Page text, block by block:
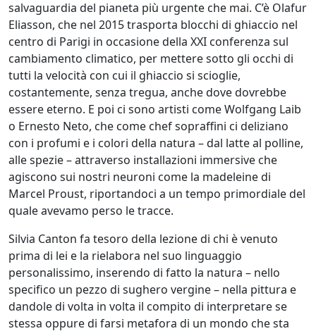
Augusto
Bianchet
Riccardo
Boesso
Ivana
Bomben
Walter
Bortolossi
Andrea
Boscaro
salvaguardia del pianeta più urgente che mai. C’è Olafur
Eliasson, che nel 2015 trasporta blocchi di ghiaccio nel
centro di Parigi in occasione della XXI conferenza sul
cambiamento climatico, per mettere sotto gli occhi di
tutti la velocità con cui il ghiaccio si scioglie,
costantemente, senza tregua, anche dove dovrebbe
essere eterno. E poi ci sono artisti come Wolfgang Laib
o Ernesto Neto, che come chef sopraffini ci deliziano
con i profumi e i colori della natura – dal latte al polline,
alle spezie – attraverso installazioni immersive che
agiscono sui nostri neuroni come la madeleine di
Marcel Proust, riportandoci a un tempo primordiale del
quale avevamo perso le tracce.
Silvia Canton fa tesoro della lezione di chi è venuto
prima di lei e la rielabora nel suo linguaggio
personalissimo, inserendo di fatto la natura – nello
specifico un pezzo di sughero vergine – nella pittura e
dandole di volta in volta il compito di interpretare se
stessa oppure di farsi metafora di un mondo che sta